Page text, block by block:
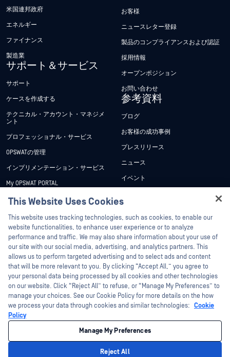
米国連邦政府
エネルギー
ファイナンス
製造業
サポート＆サービス
サポート
ケースを作成する
テクニカル・アカウント・マネジメ
ント
プロフェッショナル・サービス
OPSWATの管理
インプリメンテーション・サービス
My OPSWAT PORTAL
技術文書
トレーニング
脆弱性対策プログラム
パートナー
認証
テクノロジー・パートナー
OPSWAT チャネル パートナー
お客様
ニュースレター登録
製品のコンプライアンスおよび認証
採用情報
オープンポジション
お問い合わせ
参考資料
ブログ
お客様の成功事例
プレスリリース
ニュース
イベント
ホワイトペーパー
無料ツール
©2026OPSWAT . All rights reserved.OPSWAT、MetaDefender、Metascan、
MetaAccess、OPSWAT 、Trust no File. Trust No Device.、OPSWAT 、Protecting the
World's Critical Infrastructure、Deep CDR™ Technology、InQuest、InQuestロゴ、
DFI、RetroHunt、Deep File Inspection、およびJoin the Huntは、OPSWAT の商標
です。第三者の商標は、それぞれの所有者の財産です。
プライバシーポリシー クッキー設定
This Website Uses Cookies
This website uses tracking technologies, such as cookies, to enable our
website functionalities, to enhance user experience or to analyze
performance and traffic. We may also share information about your use of
our site with our social media, advertising, and analytics partners. This
allows us to perform targeted advertising and to select ads and content
that will be more relevant to you. By clicking “Accept All,” you agree to
your personal data being processed by all cookies and other technologies
on our website. Click “Reject All” to refuse, or “Manage My Preferences” to
manage your choices. See our Cookie Policy for more details on the how
we process your data through cookies and similar technologies: Cookie
Policy
Manage My Preferences
Reject All
Hey there!
I'm Ozzy, your OPSWAT virtual assistant.
How can I help you secure what's critical
today?